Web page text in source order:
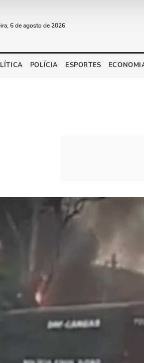
6 de agosto de 2026
POLÍCIA ESPORTES